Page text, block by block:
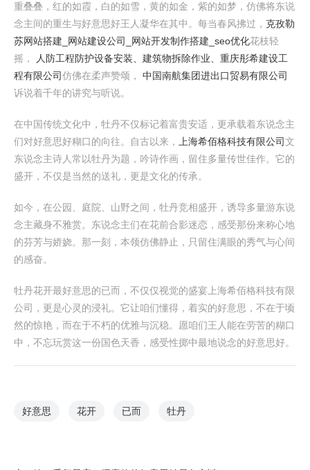
重叠叠，红的如霞，白的如雪，黄的如金，紫的如梦，仿佛将东说
念主间的重生与好意思好王人凝华在其中。每当春风拂过， 克孜勒
苏网站搭建_网站建设公司_网站开发制作搭建_seo优化花枝轻
摇，
人防工程防护设备安装、建筑物拆除作业、重庆彤希建设工
程有限公司仿佛在柔声赞颂， 中国南航集团进出口贸易有限公司
诉说着千年的讲究与听说。
在中国传统文化中，牡丹不仅标记着富贵安适，更承载着东说念主
们对好意思好糊口的向往。自古以来，
上海希佰格科技有限公司文
东说念主诗人常以牡丹为题，吟诗作画，留住多量传世佳作。它的
盛开，不仅是当然的送礼，更是文化的传承。
如今，在公园、庭院、山野之间，牡丹竞相盛开，诱导多量游东说
念主藏身不雅赏。东说念主们在花前合影迷恋，感受那份来称心地
的芬芳与娇娆。那一刻，本领仿佛静止，只留住满眼的秀气与心间
的感奋。
牡丹花开最好意思的已而，不仅仅视觉的盛宴上海希佰格科技有限
公司，更是心灵的浸礼。它让咱们懂得，着实的好意思，不在于顷
然的惊艳，而在于不朽的优雅与沉稳。愿咱们王人能在劳苦的糊口
中，不忘玩赏这一份国色天香，感受性掷中最地说念的好意思好。
好意思 花开 已而 牡丹